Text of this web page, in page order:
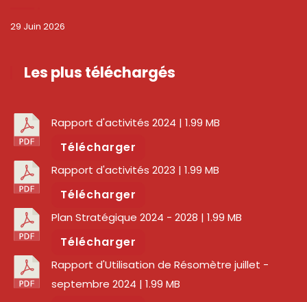
29 Juin 2026
Les plus téléchargés
Rapport d'activités 2024 | 1.99 MB
Télécharger
Rapport d'activités 2023 | 1.99 MB
Télécharger
Plan Stratégique 2024 - 2028 | 1.99 MB
Télécharger
Rapport d'Utilisation de Résomètre juillet -
septembre 2024 | 1.99 MB